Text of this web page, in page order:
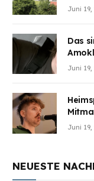
Juni 19,
Das
Juni 19,
Juni 19,
NEUESTE